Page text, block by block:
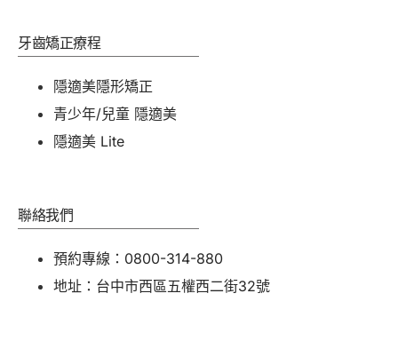
牙齒矯正療程
隱適美隱形矯正
青少年/兒童 隱適美
隱適美 Lite
聯絡我們
預約專線：0800-314-880
地址：台中市西區五權西二街32號